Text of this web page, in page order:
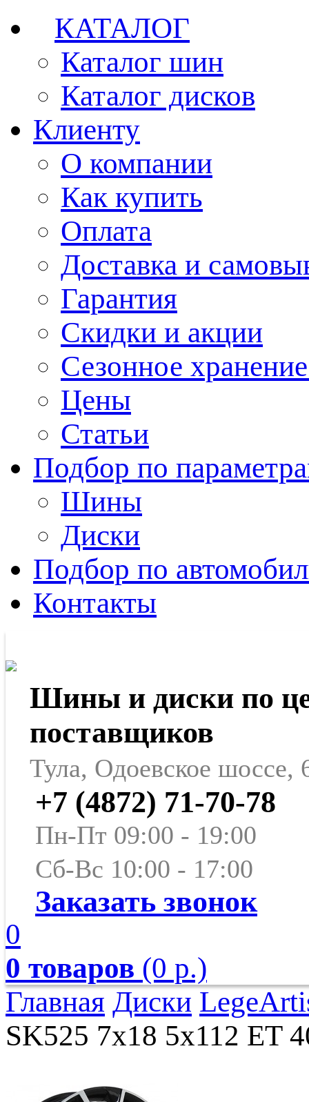
КАТАЛОГ
Каталог шин
Каталог дисков
Клиенту
О компании
Как купить
Оплата
Доставка и
Гарантия
Скидки и акции
Сезонное
Цены
Статьи
Подбор по
Шины
Диски
Подбор по
Контакты
Шины и диски по
поставщиков
Тула, Одоевское шоссе,
+7 (4872) 71-70-78
Пн-Пт 09:00 - 19:00
Сб-Вс 10:00 - 17:00
Заказать звонок
0
0 товаров (0 р.)
Главная Диски
SK525 7x18 5x112 ET